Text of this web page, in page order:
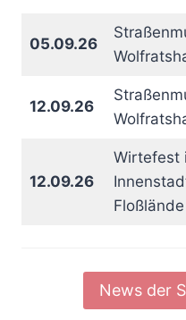
05.09.26
12.09.26
12.09.26
Wirtefest
Floßlände
News der